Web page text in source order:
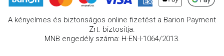
A kényelmes és biztonságos online fizetést a Barion Payment
Zrt. biztosítja.
MNB engedély száma: H-EN-I-1064/2013.